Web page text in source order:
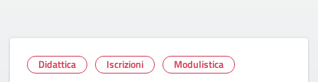
Didattica Iscrizioni
Modulistica